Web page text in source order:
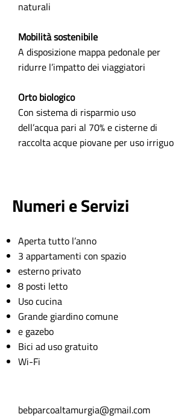
naturali
Mobilità sostenibile
A disposizione mappa pedonale per
ridurre l’impatto dei viaggiatori
Orto biologico
Con sistema di risparmio uso
dell’acqua pari al 70% e cisterne di
raccolta acque piovane per uso irriguo
Numeri e Servizi
Aperta tutto l’anno
3 appartamenti con spazio
esterno privato
8 posti letto
Uso cucina
Grande giardino comune
e gazebo
Bici ad uso gratuito
Wi-Fi
bebparcoaltamurgia@gmail.com